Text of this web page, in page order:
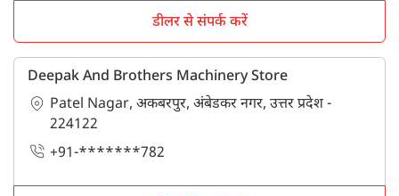
डीलर से संपर्क करें
Deepak And Brothers Machinery Store
Patel Nagar, अकबरपुर, अंबेडकर नगर, उत्तर प्रदेश -
224122
+91-*******782